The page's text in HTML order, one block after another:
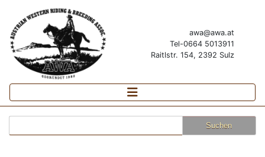
awa@awa.at
Tel-0664 5013911
Raitlstr. 154, 2392 Sulz
nach: